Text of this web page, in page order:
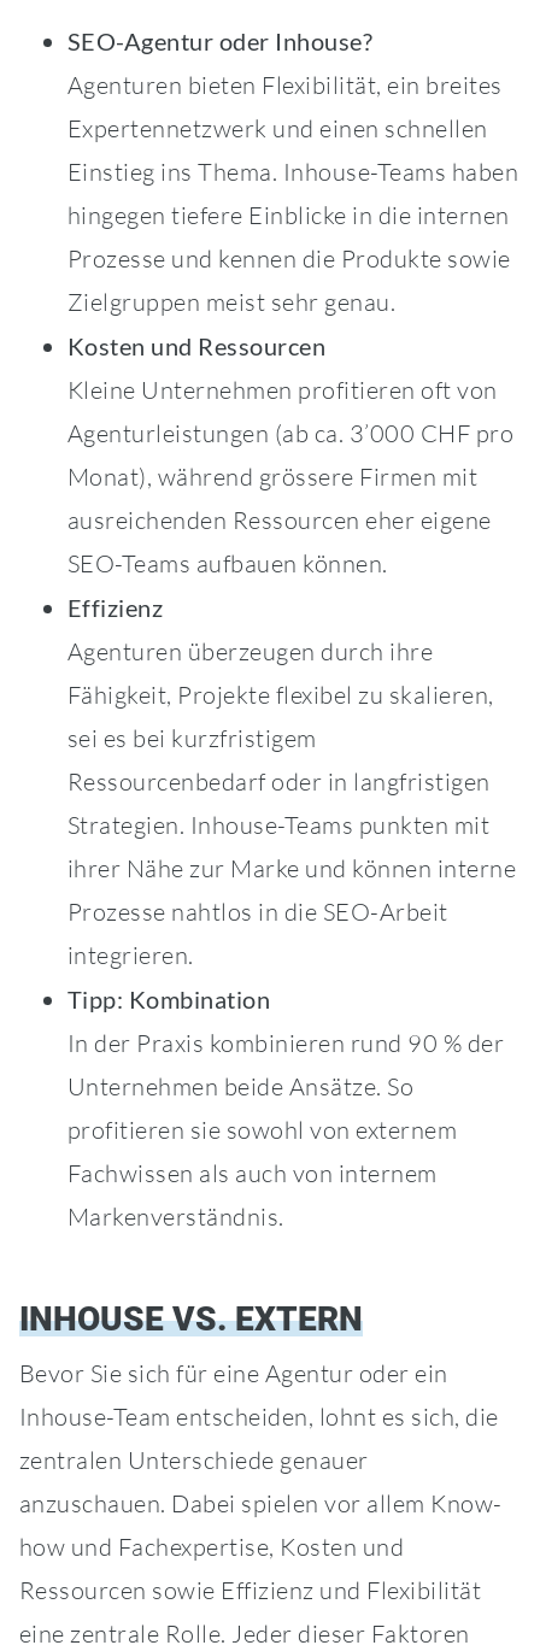
SEO-Agentur oder Inhouse?
Agenturen bieten Flexibilität, ein breites
Expertennetzwerk und einen schnellen
Einstieg ins Thema. Inhouse-Teams haben
hingegen tiefere Einblicke in die internen
Prozesse und kennen die Produkte sowie
Zielgruppen meist sehr genau.
Kosten und Ressourcen
Kleine Unternehmen profitieren oft von
Agenturleistungen (ab ca. 3’000 CHF pro
Monat), während grössere Firmen mit
ausreichenden Ressourcen eher eigene
SEO-Teams aufbauen können.
Effizienz
Agenturen überzeugen durch ihre
Fähigkeit, Projekte flexibel zu skalieren,
sei es bei kurzfristigem
Ressourcenbedarf oder in langfristigen
Strategien. Inhouse-Teams punkten mit
ihrer Nähe zur Marke und können interne
Prozesse nahtlos in die SEO-Arbeit
integrieren.
Tipp: Kombination
In der Praxis kombinieren rund 90 % der
Unternehmen beide Ansätze. So
profitieren sie sowohl von externem
Fachwissen als auch von internem
Markenverständnis.
INHOUSE VS. EXTERN
Bevor Sie sich für eine Agentur oder ein
Inhouse-Team entscheiden, lohnt es sich, die
zentralen Unterschiede genauer
anzuschauen. Dabei spielen vor allem Know-
how und Fachexpertise, Kosten und
Ressourcen sowie Effizienz und Flexibilität
eine zentrale Rolle. Jeder dieser Faktoren